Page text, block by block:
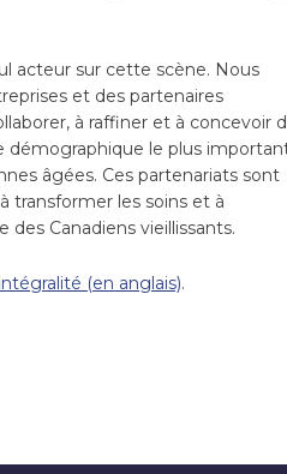
acteur sur cette scène. Nous
et des partenaires
à raffiner et à concevoir
démographique le plus
âgées. Ces partenariats sont
transformer les soins et à
des Canadiens vieillissants.
(en anglais).